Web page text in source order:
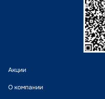
Акции
О компании